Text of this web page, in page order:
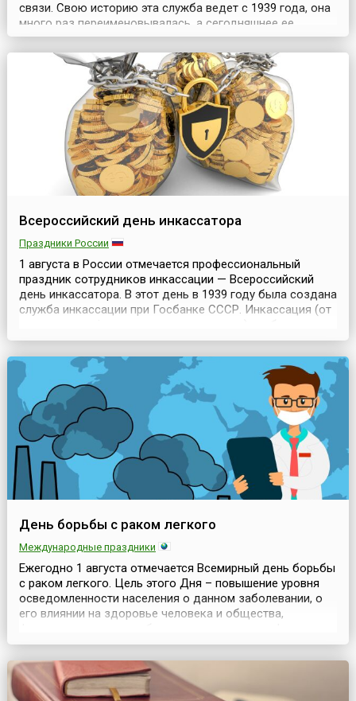
связи. Свою историю эта служба ведет с 1939 года, она
много раз переименовывалась, а сегодняшнее ее
название – Федеральное государственное унитарное
предприятие «Главный центр специальной связи» (ФГУП
ГЦСС).Днем создания ФГУП ГЦСС является 1 августа
1939 года. Именно в этот день начала свою работу Слу...
Всероссийский день инкассатора
Праздники России
1 августа в России отмечается профессиональный
праздник сотрудников инкассации — Всероссийский
день инкассатора. В этот день в 1939 году была создана
служба инкассации при Госбанке СССР. Инкассация (от
доставка наличных денег, иностранной валюты и других
ценностей в операционную кассу банка.Необходимость
транспортировки и охраны денежных сре...
День борьбы с раком легкого
Международные праздники
Ежегодно 1 августа отмечается Всемирный день борьбы
с раком легкого. Цель этого Дня – повышение уровня
осведомленности населения о данном заболевании, о
его влиянии на здоровье человека и общества,
и лечения.Рак легкого – собирательное понятие,
объединяющее различные по происхождению,
гистологической структуре, клиническому течению и
результ...